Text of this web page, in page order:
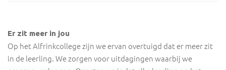
Er zit meer in jou
Op het Alfrinkcollege zijn we ervan overtuigd dat er meer zit
in de leerling. We zorgen voor uitdagingen waarbij we